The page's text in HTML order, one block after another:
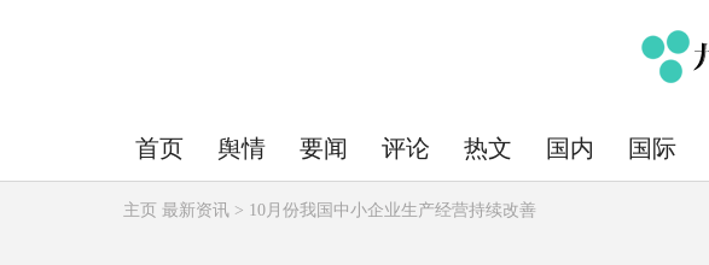
首页 舆情 要闻 评论 热文 国内 国际
主页 最新资讯 > 10月份我国中小企业生产经营持续改善